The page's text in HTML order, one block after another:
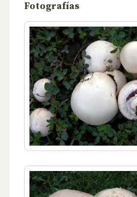
Fotografías